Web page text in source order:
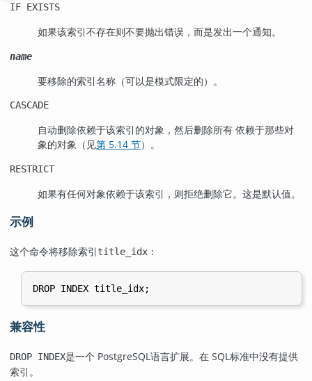
IF EXISTS
如果该索引不存在则不要抛出错误，而是发出一个通知。
name
要移除的索引名称（可以是模式限定的）。
CASCADE
自动删除依赖于该索引的对象，然后删除所有 依赖于那些对
象的对象（见第 5.14 节）。
RESTRICT
如果有任何对象依赖于该索引，则拒绝删除它。这是默认值。
示例
这个命令将移除索引 title_idx ：
兼容性
DROP INDEX是一个 PostgreSQL语言扩展。在 SQL标准中没有提供
索引。